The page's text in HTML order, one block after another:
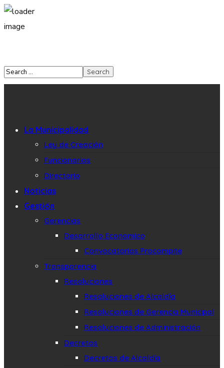
La Municipalidad
Ley de Creación
Funcionarios
Directorio
Noticias
Gestión
Gerencias
Desarrollo Economico
Convocatorias Procompite
Transparencia
Resoluciones
Resoluciones de Alcaldía
Resoluciones de Gerencia Municipal
Resoluciones de Administración
Decretos
Decretos de Alcaldía